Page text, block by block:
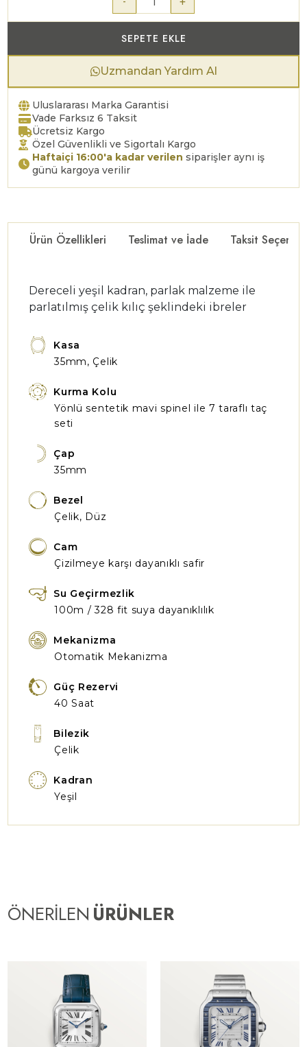
SEPETE EKLE
Uzmandan Yardım Al
Uluslararası Marka Garantisi
Vade Farksız 6 Taksit
Ücretsiz Kargo
Özel Güvenlikli ve Sigortalı Kargo
Haftaiçi 16:00'a kadar verilen siparişler aynı iş
günü kargoya verilir
Ürün Özellikleri Teslimat ve İade Taksit
Dereceli yeşil kadran, parlak malzeme ile
parlatılmış çelik kılıç şeklindeki ibreler
Kasa
35mm, Çelik
Kurma Kolu
Yönlü sentetik mavi spinel ile 7 taraflı taç
seti
Çap
35mm
Bezel
Çelik, Düz
Cam
Çizilmeye karşı dayanıklı safir
Su Geçirmezlik
100m / 328 fit suya dayanıklılık
Mekanizma
Otomatik Mekanizma
Güç Rezervi
40 Saat
Bilezik
Çelik
Kadran
Yeşil
ÖNERİLEN ÜRÜNLER